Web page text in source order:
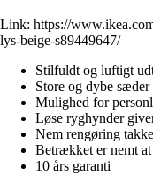
Link: https://
lys-beige-s89449647/
Stilfuldt og luftigt
Store og dybe
Mulighed for
Løse ryghynder
Nem rengøring
Betrækket er nemt
10 års garanti